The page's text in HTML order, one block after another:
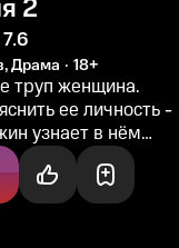
2
Драма 18+
труп женщина.
ее личность -
узнает в нём